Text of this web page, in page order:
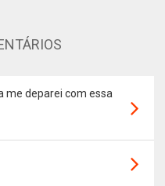
me deparei com essa